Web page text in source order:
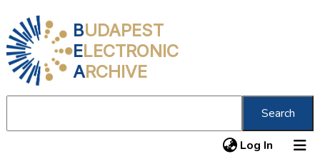
BUDAPEST
ELECTRONIC
ARCHIVE
Search
Log In (current)